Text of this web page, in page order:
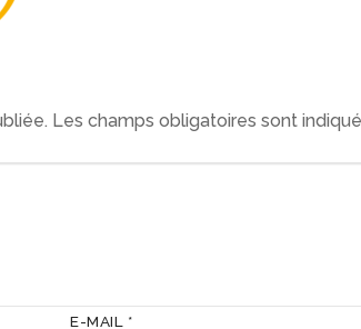
Les champs obligatoires sont
E-MAIL *